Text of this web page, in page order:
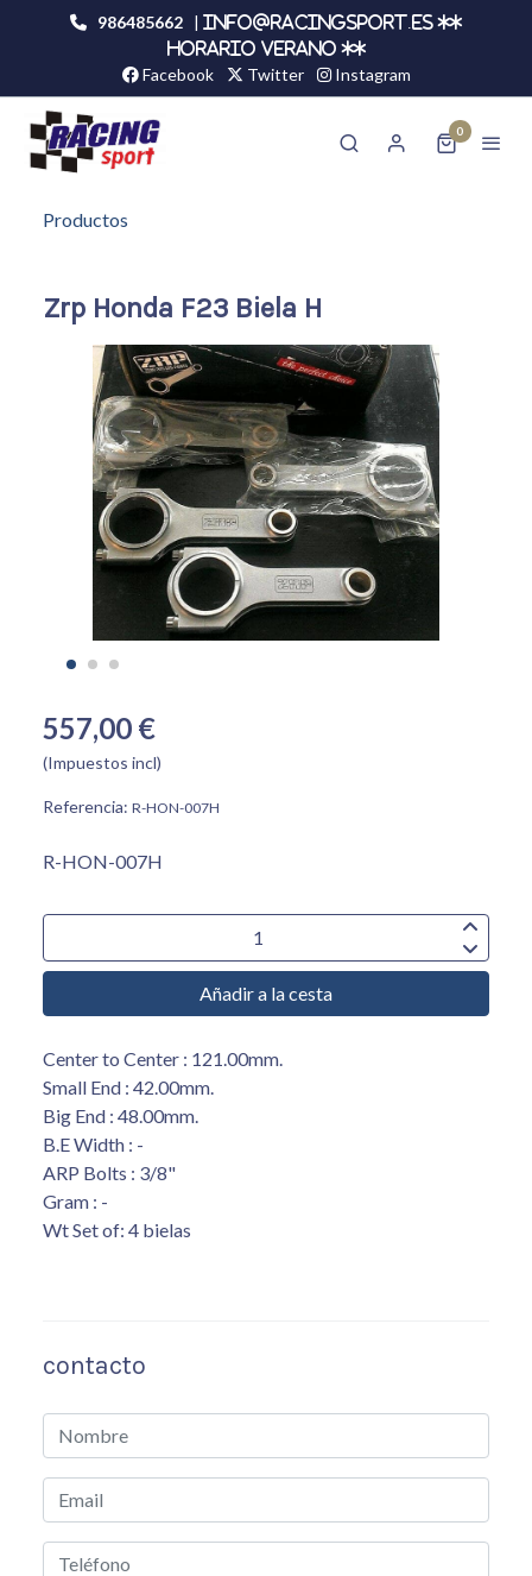
986485662 |
info@racingsport.es **
HORARIO VERANO **
Facebook Twitter Instagram
0
Productos
Zrp Honda F23 Biela H
557,00 €
(Impuestos incl)
Referencia: R-HON-007H
R-HON-007H
Añadir a la cesta
Center to Center : 121.00mm.
Small End : 42.00mm.
Big End : 48.00mm.
B.E Width : -
ARP Bolts : 3/8"
Gram : -
Wt Set of: 4 bielas
contacto